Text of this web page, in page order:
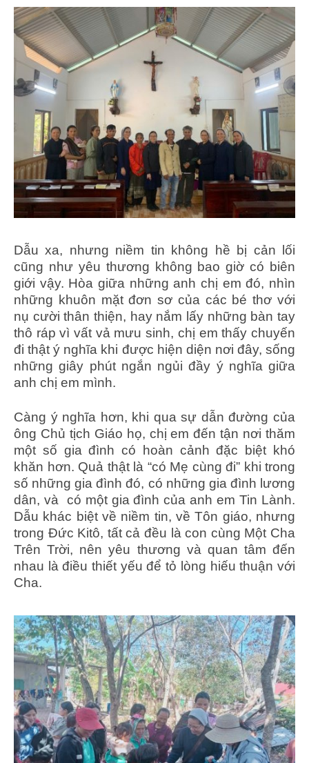
Dẫu xa, nhưng niềm tin không hề bị cản lối
cũng như yêu thương không bao giờ có biên
giới vậy. Hòa giữa những anh chị em đó, nhìn
những khuôn mặt đơn sơ của các bé thơ với
nụ cười thân thiện, hay nắm lấy những bàn tay
thô ráp vì vất vả mưu sinh, chị em thấy chuyến
đi thật ý nghĩa khi được hiện diện nơi đây, sống
những giây phút ngắn ngủi đầy ý nghĩa giữa
anh chị em mình.
Càng ý nghĩa hơn, khi qua sự dẫn đường của
ông Chủ tịch Giáo họ, chị em đến tận nơi thăm
một số gia đình có hoàn cảnh đặc biệt khó
khăn hơn. Quả thật là “có Mẹ cùng đi” khi trong
số những gia đình đó, có những gia đình lương
dân, và có một gia đình của anh em Tin Lành.
Dẫu khác biệt về niềm tin, về Tôn giáo, nhưng
trong Đức Kitô, tất cả đều là con cùng Một Cha
Trên Trời, nên yêu thương và quan tâm đến
nhau là điều thiết yếu để tỏ lòng hiếu thuận với
Cha.